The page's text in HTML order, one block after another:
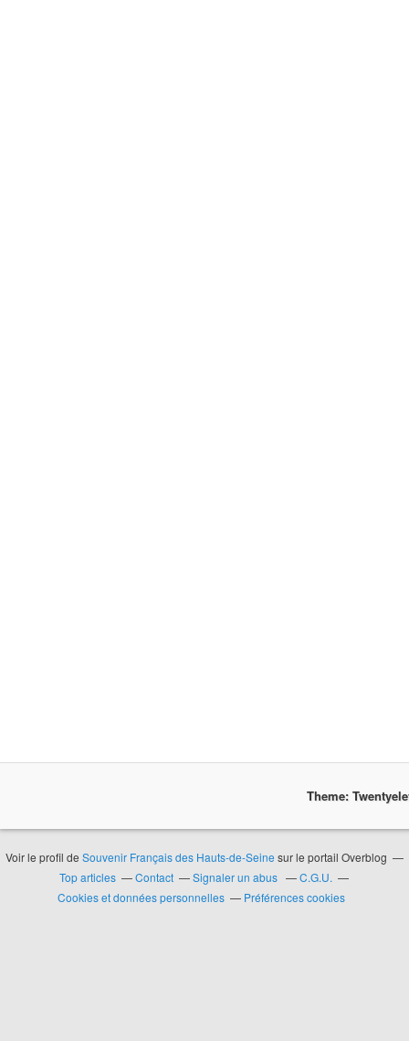
Theme:
Voir le profil de Souvenir Français des Hauts-de-Seine sur le portail Overblog
Top articles
Contact Signaler un abus
C.G.U.
Cookies et données personnelles
Préférences cookies